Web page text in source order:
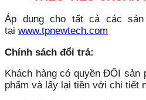
Áp dụng cho tất cả các sản
tại www.tpnewtech.com
Chính sách đổi trả:
Khách hàng có quyền ĐỔI sản
phẩm và lấy lại tiền với chi tiết